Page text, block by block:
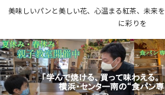
美味しいパンと美しい花、心温まる紅茶、未来
に彩りを